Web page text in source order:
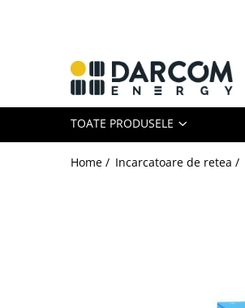
Automotive
Marine
Invertoare hibrid
TOATE PRODUSELE
Home / Incarcatoare de retea /